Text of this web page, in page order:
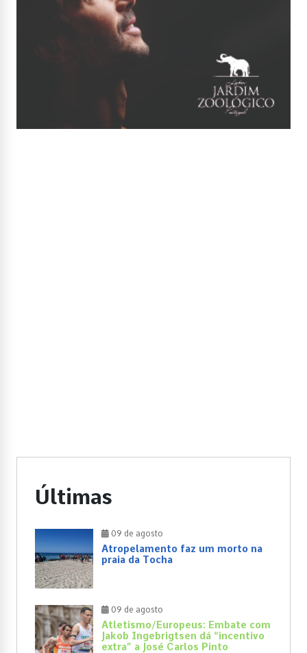
Últimas
09 de agosto
Atropelamento faz um morto na
praia da Tocha
09 de agosto
Atletismo/Europeus: Embate com
Jakob Ingebrigtsen dá “incentivo
extra” a José Carlos Pinto